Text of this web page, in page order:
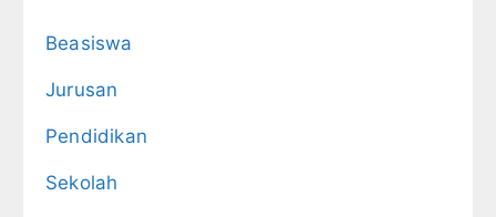
Beasiswa
Jurusan
Pendidikan
Sekolah